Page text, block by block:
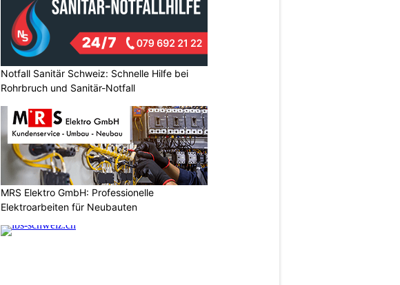
Notfall Sanitär Schweiz: Schnelle Hilfe bei
Rohrbruch und Sanitär-Notfall
MRS Elektro GmbH: Professionelle
Elektroarbeiten für Neubauten